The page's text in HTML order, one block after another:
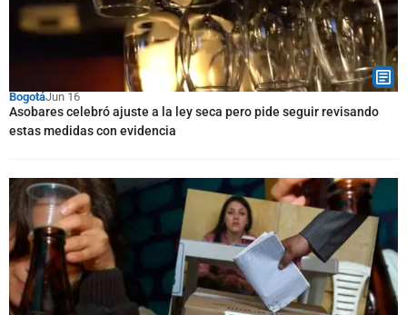
BogotáJun 16
Asobares celebró ajuste a la ley seca pero pide seguir revisando
estas medidas con evidencia